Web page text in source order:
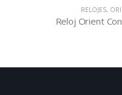
RELOJES,
Reloj Orient